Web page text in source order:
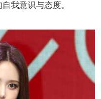
我意识与态度。